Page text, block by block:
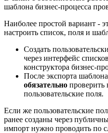
шаблона бизнес-процесса
Наиболее простой вариант -
настроить список, поля и
Создать
через интерфейс
конструктора бизнес-
После экспорта
обязательно проверить
пользовательские поля.
Если же пользовательские
ранее созданы через
импорт нужно проводить по